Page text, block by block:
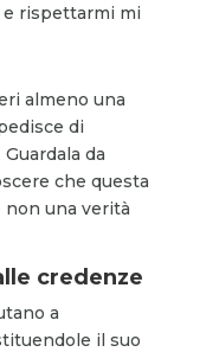
rispettarmi mi
almeno una
di
da
che questa
una verità
credenze
a
il suo